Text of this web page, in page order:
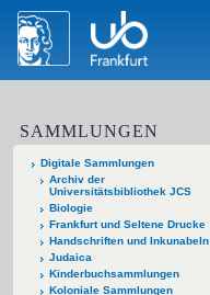
SAMMLUNGEN
Digitale Sammlungen
Archiv der
Universitätsbibliothek JCS
Biologie
Frankfurt und Seltene Drucke
Handschriften und Inkunabeln
Judaica
Kinderbuchsammlungen
Koloniale Sammlungen